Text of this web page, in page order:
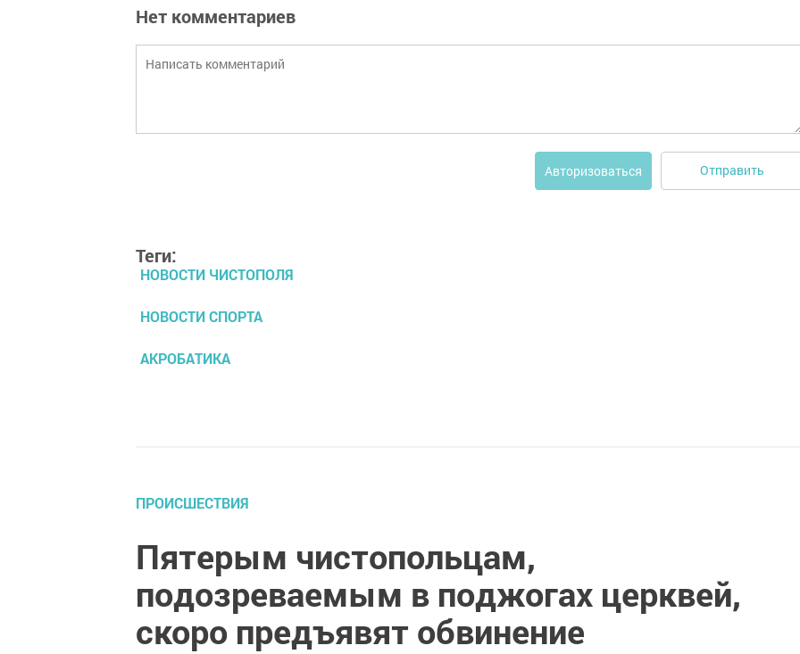
Нет комментариев
Авторизоваться Отправить
Теги:
НОВОСТИ ЧИСТОПОЛЯ
НОВОСТИ СПОРТА
АКРОБАТИКА
ПРОИСШЕСТВИЯ
Пятерым чистопольцам,
подозреваемым в поджогах церквей,
скоро предъявят обвинение